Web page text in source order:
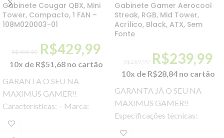
Gabinete Cougar QBX, Mini
Tower, Compacto, 1 FAN –
108M020003-01
R$499,99 R$429,99
10x de R$51,68 no cartão
GARANTA O SEU NA
MAXIMUS GAMER!!
Características: – Marca:
Cougar – Modelo: 10024-7
Gabinete Gamer Aerocool
Streak, RGB, Mid Tower,
Acrílico, Black, ATX, Sem
Fonte
R$269,99 R$239,99
10x de R$28,84 no cartão
GARANTA JÁ O SEU NA
MAXIMUS GAMER!!
Especificações técnicas:
Marca: Aerocool Modelo: